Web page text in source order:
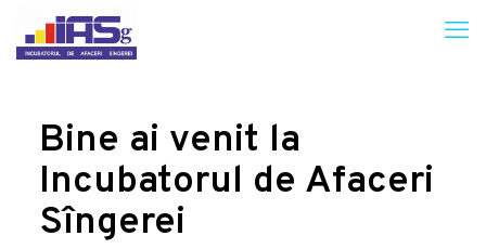
Bine ai venit la
Incubatorul de Afaceri
Sîngerei